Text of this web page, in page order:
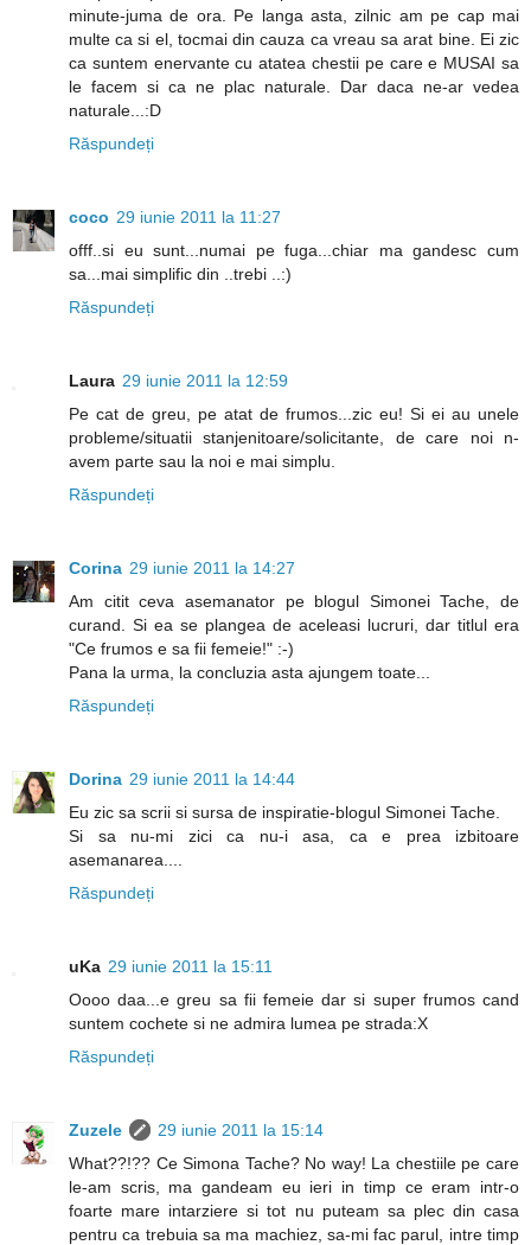
minute-juma de ora. Pe langa asta, zilnic am pe cap mai
multe ca si el, tocmai din cauza ca vreau sa arat bine. Ei zic
ca suntem enervante cu atatea chestii pe care e MUSAI sa
le facem si ca ne plac naturale. Dar daca ne-ar vedea
naturale...:D
Răspundeți
coco 29 iunie 2011 la 11:27
offf..si eu sunt...numai pe fuga...chiar ma gandesc cum
sa...mai simplific din ..trebi ..:)
Răspundeți
Laura 29 iunie 2011 la 12:59
Pe cat de greu, pe atat de frumos...zic eu! Si ei au unele
probleme/situatii stanjenitoare/solicitante, de care noi n-
avem parte sau la noi e mai simplu.
Răspundeți
Corina 29 iunie 2011 la 14:27
Am citit ceva asemanator pe blogul Simonei Tache, de
curand. Si ea se plangea de aceleasi lucruri, dar titlul era
"Ce frumos e sa fii femeie!" :-)
Pana la urma, la concluzia asta ajungem toate...
Răspundeți
Dorina 29 iunie 2011 la 14:44
Eu zic sa scrii si sursa de inspiratie-blogul Simonei Tache.
Si sa nu-mi zici ca nu-i asa, ca e prea izbitoare
asemanarea....
Răspundeți
uKa 29 iunie 2011 la 15:11
Oooo daa...e greu sa fii femeie dar si super frumos cand
suntem cochete si ne admira lumea pe strada:X
Răspundeți
Zuzele
29 iunie 2011 la 15:14
What??!?? Ce Simona Tache? No way! La chestiile pe care
le-am scris, ma gandeam eu ieri in timp ce eram intr-o
foarte mare intarziere si tot nu puteam sa plec din casa
pentru ca trebuia sa ma machiez, sa-mi fac parul, intre timp